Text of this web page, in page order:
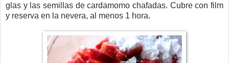
glas y las semillas de cardamomo chafadas. Cubre con film
y reserva en la nevera, al menos 1 hora.